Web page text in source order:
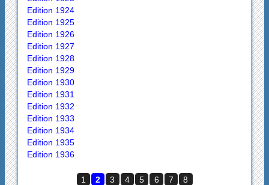
Edition 1924
Edition 1925
Edition 1926
Edition 1927
Edition 1928
Edition 1929
Edition 1930
Edition 1931
Edition 1932
Edition 1933
Edition 1934
Edition 1935
Edition 1936
1 2 3 4 5 6 7 8